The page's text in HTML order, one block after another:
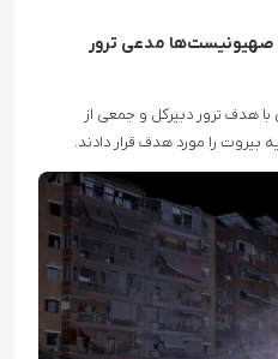
صهیونیست‌ها مدعی ترور
هدف ترور دبیرکل و جمعی از
بیروت را مورد هدف قرار دادند.